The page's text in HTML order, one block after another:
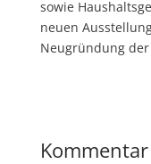
sowie
neuen
Neugründung der